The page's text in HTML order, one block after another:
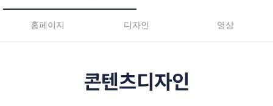
홈페이지 디자인 영상
콘텐츠디자인